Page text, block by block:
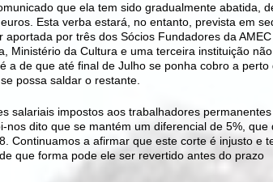
que ela tem sido gradualmente abatida,
Esta verba estará, no entanto, prevista em
por três dos Sócios Fundadores da
Ministério da Cultura e uma terceira instituição não
a de que até final de Julho se ponha cobro a perto
possa saldar o restante.
salariais impostos aos trabalhadores permanentes
nos dito que se mantém um diferencial de 5%, que
Continuamos a afirmar que este corte é injusto e
que forma pode ele ser revertido antes do prazo